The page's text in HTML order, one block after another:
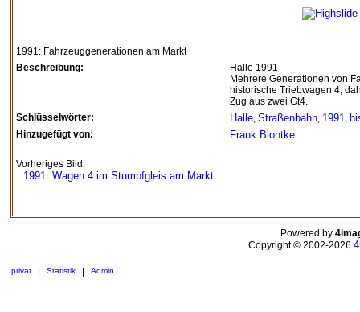
1991: Fahrzeuggenerationen am Markt
Beschreibung:
Halle 1991
Mehrere Generationen von
historische Triebwagen 4,
Zug aus zwei Gt4.
Schlüsselwörter:
Halle, Straßenbahn, 1991,
Hinzugefügt von: Frank Blontke
Vorheriges Bild:
1991: Wagen 4 im Stumpfgleis am Markt
Powered by
Copyright © 2002-2026
privat Statistik Admin